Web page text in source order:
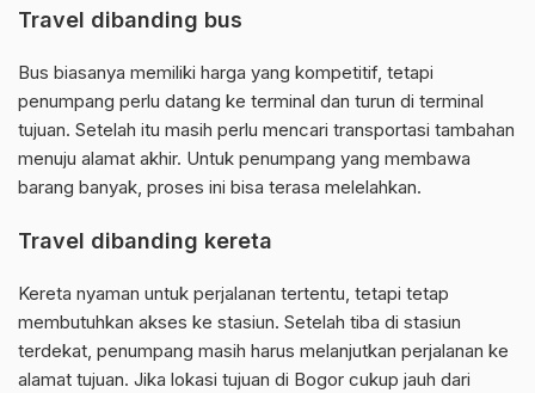
Travel dibanding bus
Bus biasanya memiliki harga yang kompetitif, tetapi
penumpang perlu datang ke terminal dan turun di terminal
tujuan. Setelah itu masih perlu mencari transportasi tambahan
menuju alamat akhir. Untuk penumpang yang membawa
barang banyak, proses ini bisa terasa melelahkan.
Travel dibanding kereta
Kereta nyaman untuk perjalanan tertentu, tetapi tetap
membutuhkan akses ke stasiun. Setelah tiba di stasiun
terdekat, penumpang masih harus melanjutkan perjalanan ke
alamat tujuan. Jika lokasi tujuan di Bogor cukup jauh dari